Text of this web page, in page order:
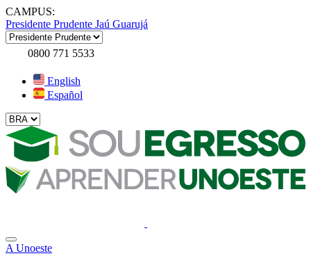
CAMPUS:
Presidente Prudente Jaú Guarujá
0800 771 5533
English
Español
A Unoeste